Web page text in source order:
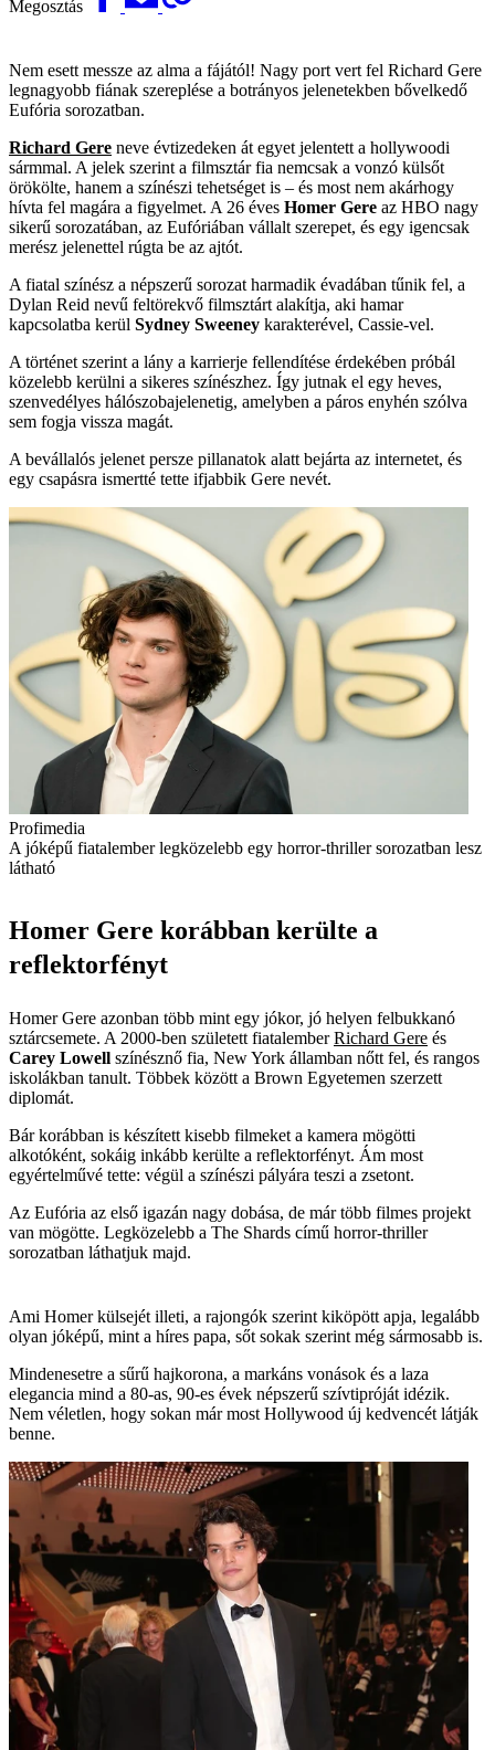
Megosztás
Nem esett messze az alma a fájától! Nagy port vert fel Richard Gere
legnagyobb fiának szereplése a botrányos jelenetekben bővelkedő
Eufória sorozatban.
Richard Gere neve évtizedeken át egyet jelentett a hollywoodi
sármmal. A jelek szerint a filmsztár fia nemcsak a vonzó külsőt
örökölte, hanem a színészi tehetséget is – és most nem akárhogy
hívta fel magára a figyelmet. A 26 éves Homer Gere az HBO nagy
sikerű sorozatában, az Eufóriában vállalt szerepet, és egy igencsak
merész jelenettel rúgta be az ajtót.
A fiatal színész a népszerű sorozat harmadik évadában tűnik fel, a
Dylan Reid nevű feltörekvő filmsztárt alakítja, aki hamar
kapcsolatba kerül Sydney Sweeney karakterével, Cassie-vel.
A történet szerint a lány a karrierje fellendítése érdekében próbál
közelebb kerülni a sikeres színészhez. Így jutnak el egy heves,
szenvedélyes hálószobajelenetig, amelyben a páros enyhén szólva
sem fogja vissza magát.
A bevállalós jelenet persze pillanatok alatt bejárta az internetet, és
egy csapásra ismertté tette ifjabbik Gere nevét.
Profimedia
A jóképű fiatalember legközelebb egy horror-thriller sorozatban lesz
látható
Homer Gere korábban kerülte a
reflektorfényt
Homer Gere azonban több mint egy jókor, jó helyen felbukkanó
sztárcsemete. A 2000-ben született fiatalemberRichard Gere és
Carey Lowell színésznő fia, New York államban nőtt fel, és rangos
iskolákban tanult. Többek között a Brown Egyetemen szerzett
diplomát.
Bár korábban is készített kisebb filmeket a kamera mögötti
alkotóként, sokáig inkább kerülte a reflektorfényt. Ám most
egyértelművé tette: végül a színészi pályára teszi a zsetont.
Az Eufória az első igazán nagy dobása, de már több filmes projekt
van mögötte. Legközelebb a The Shards című horror-thriller
sorozatban láthatjuk majd.
Ami Homer külsejét illeti, a rajongók szerint kiköpött apja, legalább
olyan jóképű, mint a híres papa, sőt sokak szerint még sármosabb is.
Mindenesetre a sűrű hajkorona, a markáns vonások és a laza
elegancia mind a 80-as, 90-es évek népszerű szívtipróját idézik.
Nem véletlen, hogy sokan már most Hollywood új kedvencét látják
benne.